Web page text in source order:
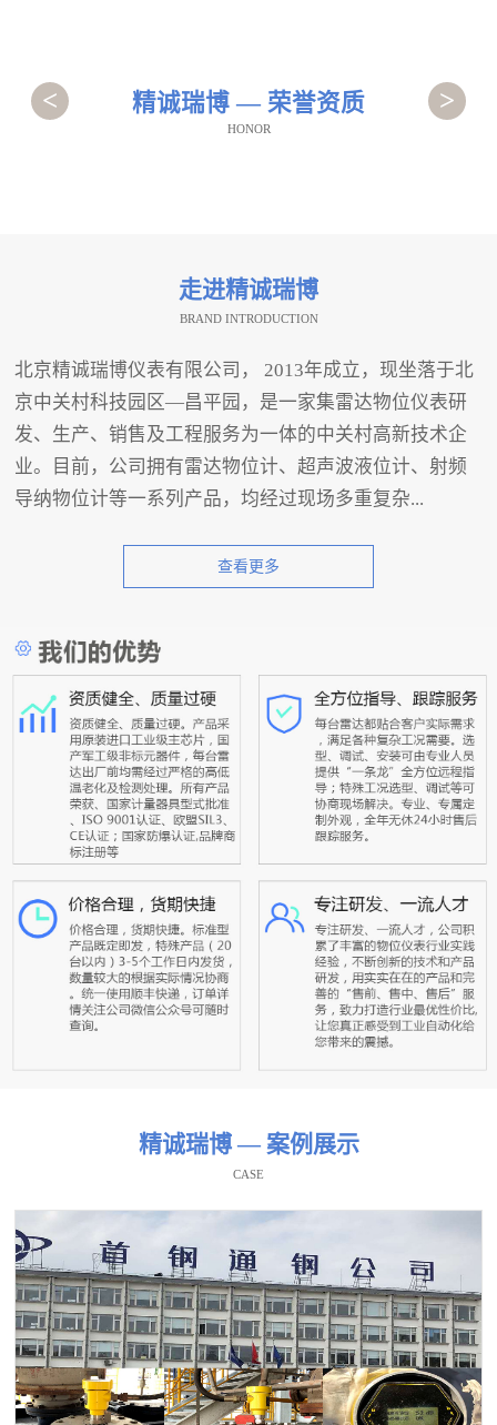
精诚瑞博 — 荣誉资质
HONOR
< >
走进精诚瑞博
BRAND INTRODUCTION
北京精诚瑞博仪表有限公司， 2013年成立，现坐落于北
京中关村科技园区—昌平园，是一家集雷达物位仪表研
发、生产、销售及工程服务为一体的中关村高新技术企
业。目前，公司拥有雷达物位计、超声波液位计、射频
导纳物位计等一系列产品，均经过现场多重复杂...
查看更多
精诚瑞博 — 案例展示
CASE